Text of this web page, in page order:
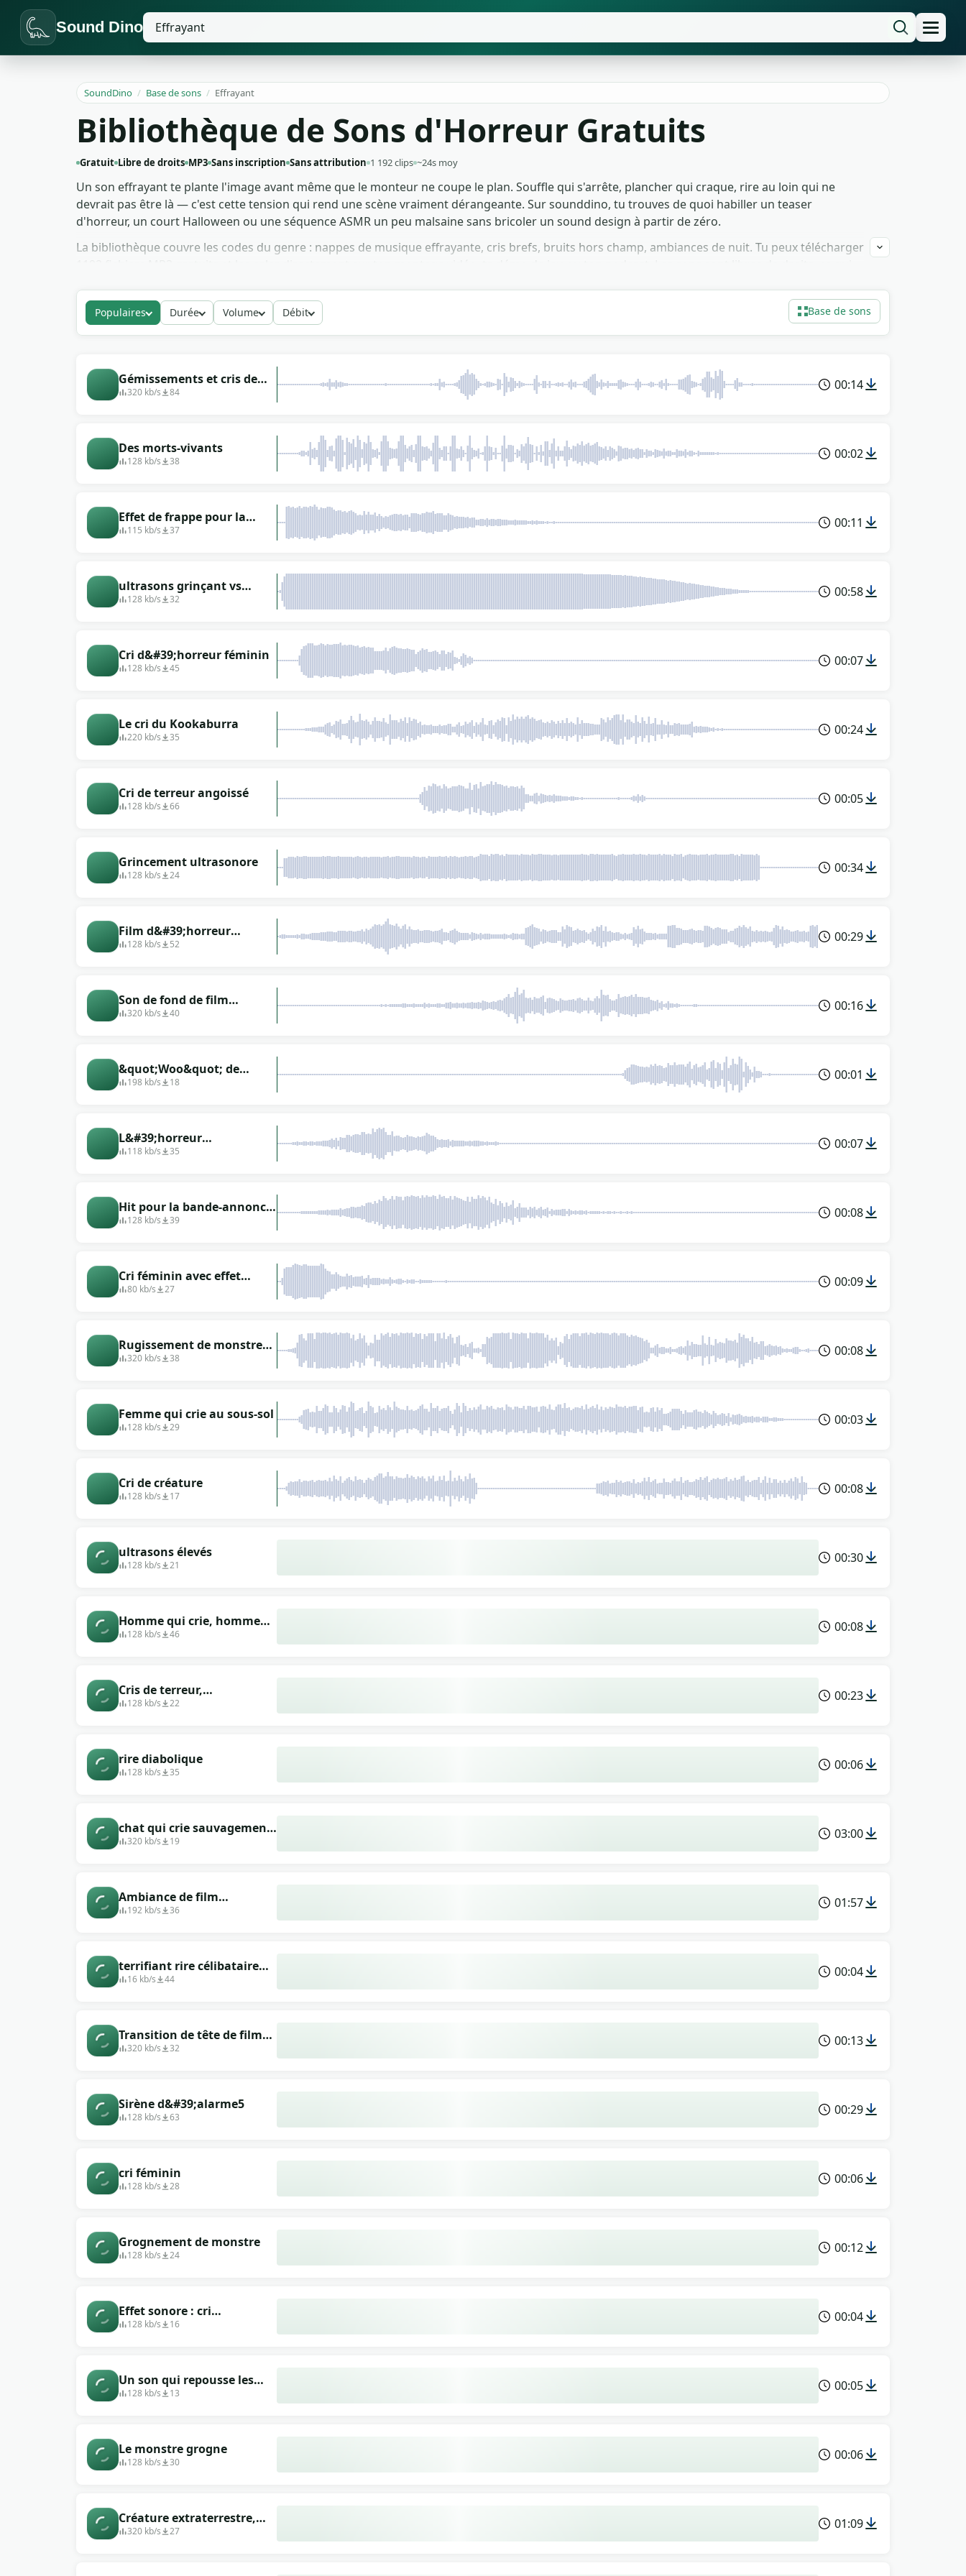
Sound Dino
SoundDino / Base de sons / Effrayant
Bibliothèque de Sons d'Horreur Gratuits
Gratuit Libre de droits MP3 Sans inscription Sans attribution 1 192 clips ~24s moy
Un son effrayant te plante l'image avant même que le monteur ne coupe le plan. Souffle qui s'arrête, plancher qui craque, rire au loin qui ne
devrait pas être là — c'est cette tension qui rend une scène vraiment dérangeante. Sur sounddino, tu trouves de quoi habiller un teaser
d'horreur, un court Halloween ou une séquence ASMR un peu malsaine sans bricoler un sound design à partir de zéro.
La bibliothèque couvre les codes du genre : nappes de musique effrayante, cris brefs, bruits hors champ, ambiances de nuit. Tu peux télécharger
prochain épisode.
Populaires Durée Volume Débit Base de sons
Gémissements et cris de
douleur, plusieurs femmes
320 kb/s 84 00:14
Des morts-vivants
128 kb/s 38 00:02
Effet de frappe pour la
scène d&#39;horreur :
115 kb/s 37 00:11
ultrasons grinçant vs
voisins
128 kb/s 32 00:58
Cri d&#39;horreur féminin
128 kb/s 45 00:07
Le cri du Kookaburra
220 kb/s 35 00:24
Cri de terreur angoissé
128 kb/s 66 00:05
Grincement ultrasonore
128 kb/s 24 00:34
Film d&#39;horreur
cinématographique et
128 kb/s 52 00:29
Son de fond de film
d&#39;horreur super
320 kb/s 40 00:16
&quot;Woo&quot; de
gnome
198 kb/s 18 00:01
L&#39;horreur
s&#39;empare de
118 kb/s 35 00:07
Hit pour la bande-annonce
d&#39;un film
128 kb/s 39 00:08
Cri féminin avec effet
d&#39;écho
80 kb/s 27 00:09
Rugissement de monstre
agressif
320 kb/s 38 00:08
Femme qui crie au sous-sol
128 kb/s 29 00:03
Cri de créature
128 kb/s 17 00:08
ultrasons élevés
128 kb/s 21 00:30
Homme qui crie, homme
qui crie
128 kb/s 46 00:08
Cris de terreur,
d&#39;angoisse
128 kb/s 22 00:23
rire diabolique
128 kb/s 35 00:06
chat qui crie sauvagement,
cri déchirant d&#39;un
320 kb/s 19 03:00
Ambiance de film
d&#39;horreur sombre
192 kb/s 36 01:57
terrifiant rire célibataire
long mâle en gelée
16 kb/s 44 00:04
Transition de tête de film
d&#39;horreur ouvrant un
320 kb/s 32 00:13
Sirène d&#39;alarme5
128 kb/s 63 00:29
cri féminin
128 kb/s 28 00:06
Grognement de monstre
128 kb/s 24 00:12
Effet sonore : cri
&quot;Alien&quot; (version
128 kb/s 16 00:04
Un son qui repousse les
souris et autres rongeurs
128 kb/s 13 00:05
Le monstre grogne
128 kb/s 30 00:06
Créature extraterrestre,
monstre, monstre
320 kb/s 27 01:09